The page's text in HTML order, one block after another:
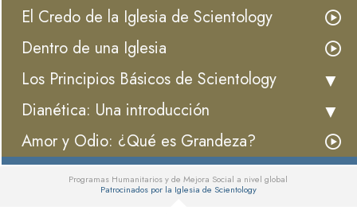
El Credo de la Iglesia de Scientology
Dentro de una Iglesia
Los Principios Básicos de Scientology
Dianética: Una introducción
Amor y Odio: ¿Qué es Grandeza?
Programas Humanitarios y de Mejora Social a nivel global
Patrocinados por la Iglesia de Scientology